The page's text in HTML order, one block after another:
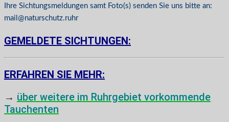
Ihre Sichtungsmeldungen samt Foto(s) senden Sie uns bitte an:
mail@naturschutz.ruhr
GEMELDETE SICHTUNGEN:
ERFAHREN SIE MEHR:
→ über weitere im Ruhrgebiet vorkommende
Tauchenten